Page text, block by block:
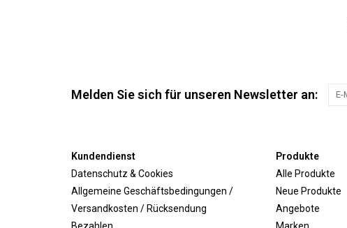
Melden Sie sich für unseren Newsletter an:
Kundendienst
Datenschutz & Cookies
Allgemeine Geschäftsbedingungen /
Versandkosten / Rücksendung
Produkte
Alle Produkte
Neue Produkte
Angebote